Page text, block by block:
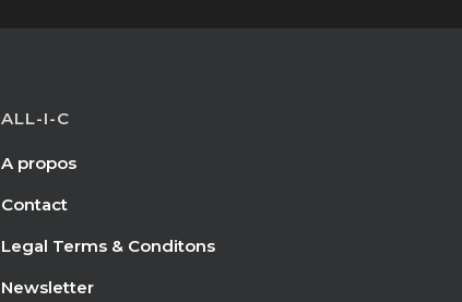
ALL-I-C
A propos
Contact
Legal Terms & Conditons
Newsletter